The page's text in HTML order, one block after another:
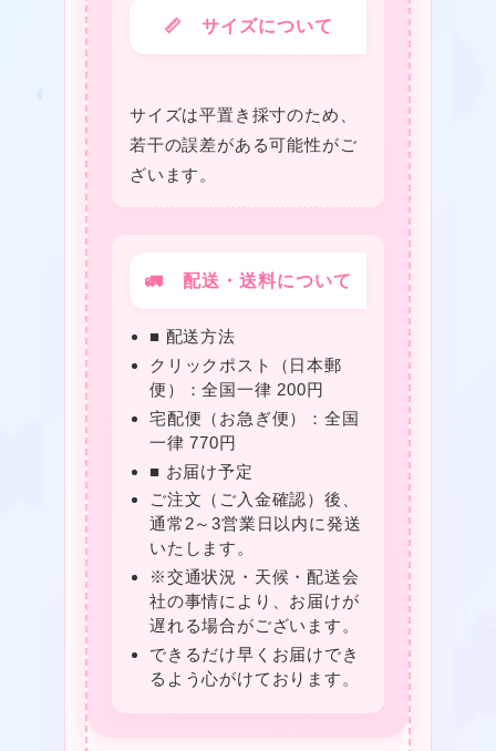
📏 サイズについて
サイズは平置き採寸のため、
若干の誤差がある可能性がご
ざいます。
🚛 配送・送料について
■ 配送方法
クリックポスト（日本郵
便）：全国一律 200円
宅配便（お急ぎ便）：全国
一律 770円
■ お届け予定
ご注文（ご入金確認）後、
通常2～3営業日以内に発送
いたします。
※交通状況・天候・配送会
社の事情により、お届けが
遅れる場合がございます。
できるだけ早くお届けでき
るよう心がけております。
❤
★
❤
★